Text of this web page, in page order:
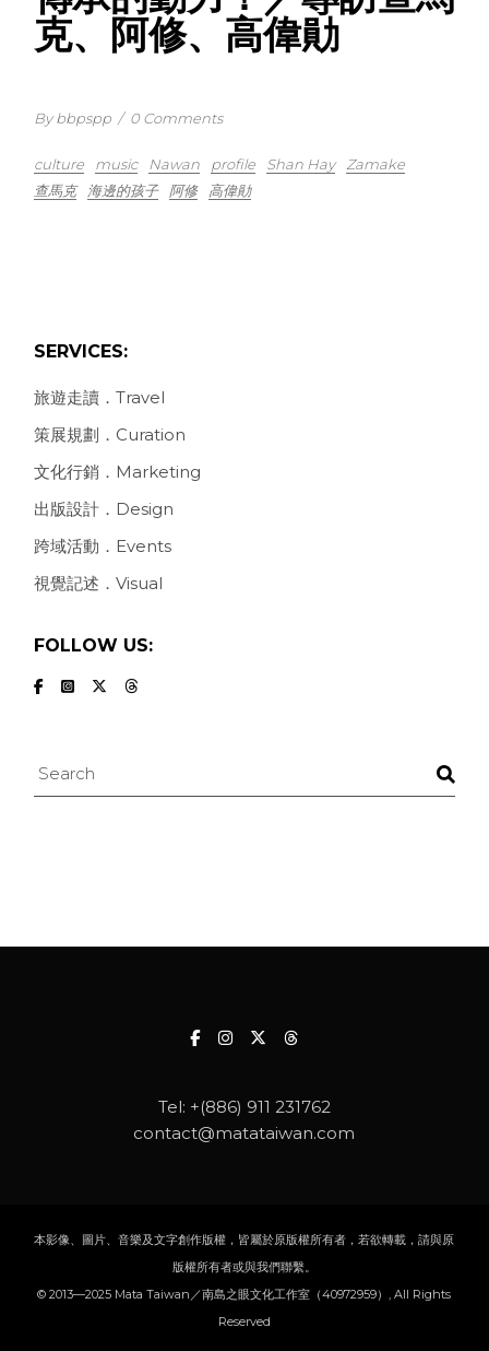
克、阿修、高偉勛
By bbpspp / 0 Comments
culture music Nawan profile Shan Hay
Zamake
查馬克
海邊的孩子 阿修 高偉勛
SERVICES:
旅遊走讀．Travel
策展規劃．Curation
文化行銷．Marketing
出版設計．Design
跨域活動．Events
視覺記述．Visual
FOLLOW US:
Search
Tel: +(886) 911 231762
contact@matataiwan.com
本影像、圖片、音樂及文字創作版權，皆屬於原版權所有者，若欲轉載，請與原
版權所有者或與我們聯繫。
© 2013—2025 Mata Taiwan／南島之眼文化工作室（40972959）, All Rights
Reserved